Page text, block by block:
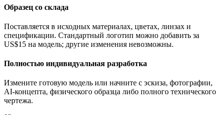
Образец со склада
Поставляется в исходных материалах, цветах, линзах и
спецификации. Стандартный логотип можно добавить за
US$15 на модель; другие изменения невозможны.
Полностью индивидуальная разработка
Измените готовую модель или начните с эскиза, фотографии,
AI-концепта, физического образца либо полного технического
чертежа.